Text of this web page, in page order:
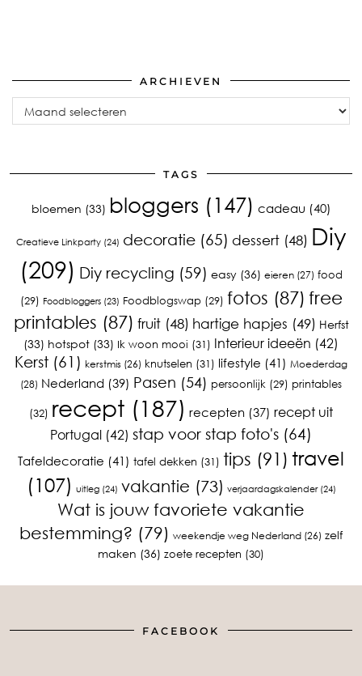
ARCHIEVEN
Archieven
TAGS
bloemen (33) bloggers (147) cadeau (40)
Creatieve Linkparty(24) decoratie(65) dessert(48) Diy
(209) Diy recycling (59) easy (36) eieren (27) food
(29) Foodbloggers(23) Foodblogswap(29) fotos (87) free
printables (87) fruit(48) hartige hapjes (49) Herfst
(33) hotspot (33) Ik woon mooi (31) Interieur ideeën (42)
Kerst (61) kerstmis (26) knutselen (31) lifestyle (41) Moederdag
(28) Nederland (39) Pasen (54) persoonlijk (29) printables
(32) recept (187) recepten (37) recept uit
Portugal (42) stap voor stap foto's (64)
Tafeldecoratie (41) tafel dekken (31) tips (91) travel
(107) uitleg(24) vakantie (73) verjaardagskalender(24)
Wat is jouw favoriete vakantie
bestemming? (79) weekendje weg Nederland (26) zelf
maken (36) zoete recepten (30)
FACEBOOK